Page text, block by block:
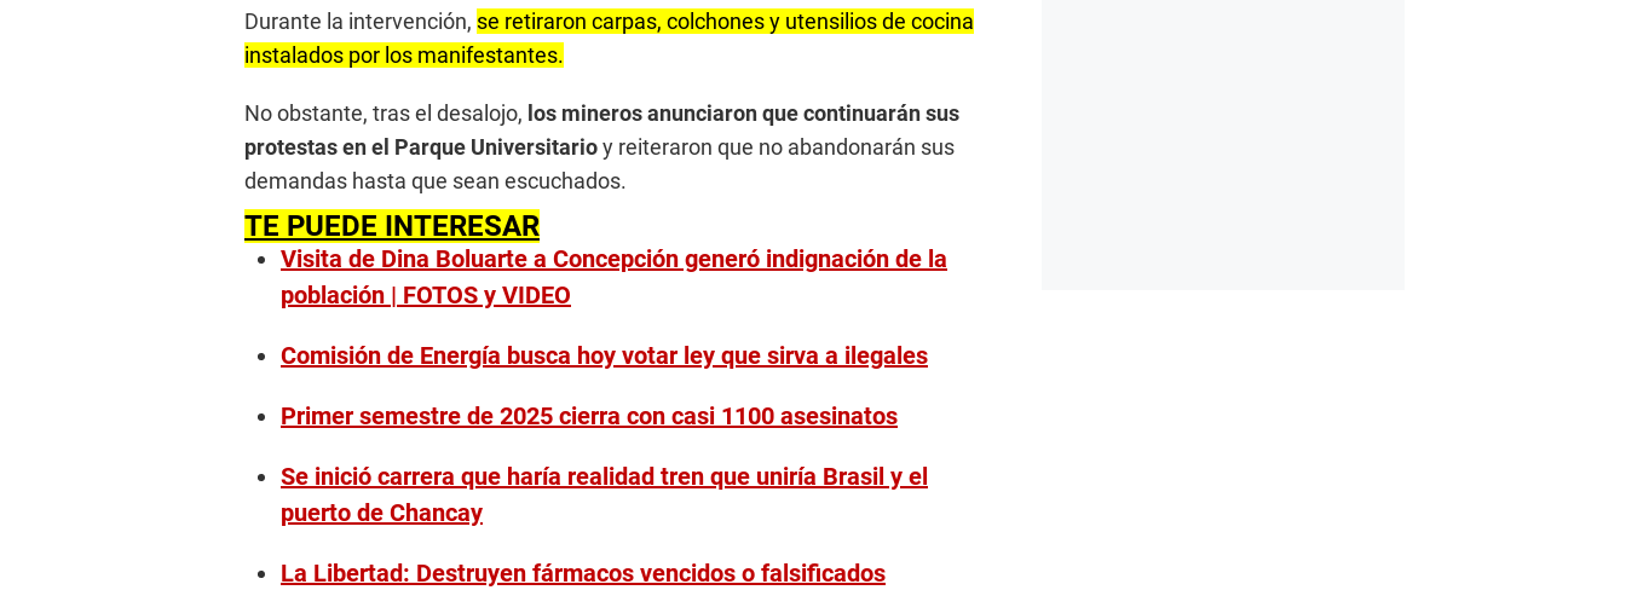
Durante la intervención, se retiraron carpas, colchones y utensilios de cocina
instalados por los manifestantes.
No obstante, tras el desalojo, los mineros anunciaron que continuarán sus
protestas en el Parque Universitarioy reiteraron que no abandonarán sus
demandas hasta que sean escuchados.
TE PUEDE INTERESAR
Visita de Dina Boluarte a Concepción generó indignación de la
población | FOTOS y VIDEO
Comisión de Energía busca hoy votar ley que sirva a ilegales
Primer semestre de 2025 cierra con casi 1100 asesinatos
Se inició carrera que haría realidad tren que uniría Brasil y el
puerto de Chancay
La Libertad: Destruyen fármacos vencidos o falsificados